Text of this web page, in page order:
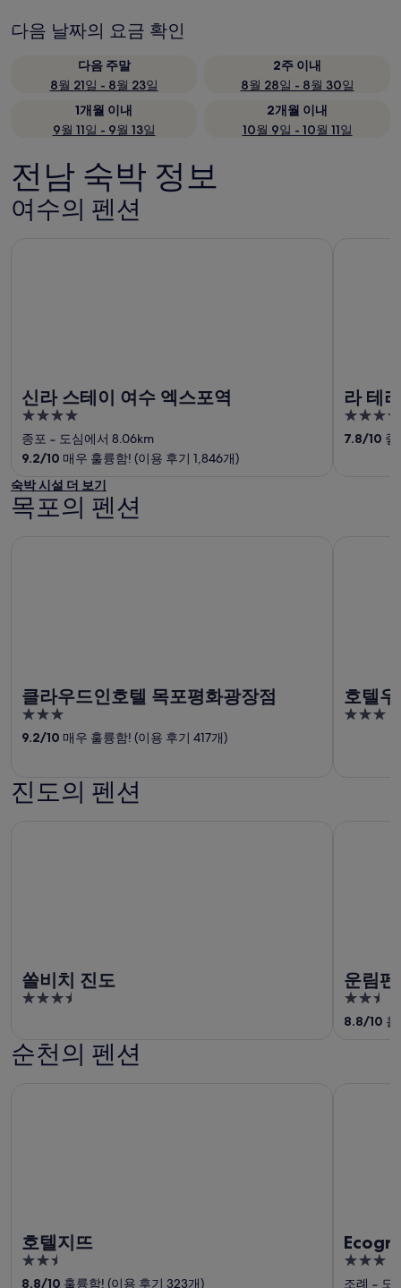
다음 날짜의 요금 확인
다음 주말
8월 21일 - 8월 23일
2주 이내
8월 28일 - 8월 30일
1개월 이내
9월 11일 - 9월 13일
2개월 이내
10월 9일 - 10월 11일
전남 숙박 정보
여수의 펜션
신라 스테이 여수 엑스포역
4
out
of
종포 ‐ 도심에서 8.06km
9.2/10 매우 훌륭함! (이용 후기 1,846개)
라 테
4
out
7.8/10 좋
숙박 시설 더 보기
목포의 펜션
클라우드인호텔 목포평화광장점
3
out
9.2/10 매우 훌륭함! (이용 후기 417개)
호텔
3
진도의 펜션
쏠비치 진도
3.5
5
운림
2.5
out
8.8/10
순천의 펜션
호텔지뜨
2.5
out
8.8/10 훌륭함! (이용 후기 323개)
3
out
조례 도